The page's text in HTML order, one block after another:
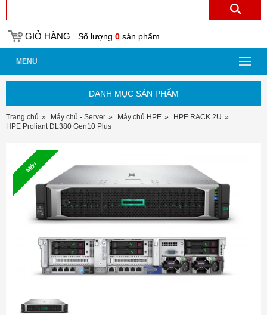
GIỎ HÀNG Số lượng 0 sản phẩm
MENU
DANH MỤC SẢN PHẨM
Trang chủ Máy chủ - Server Máy chủ HPE
HPE RACK 2U
HPE Proliant DL380 Gen10 Plus
Mới